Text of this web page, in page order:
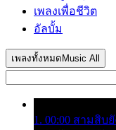
เพลงเพื่อชีวิต
อัลบั้ม
เพลงทั้งหมด Music All
1. 00:00 สามสิบ